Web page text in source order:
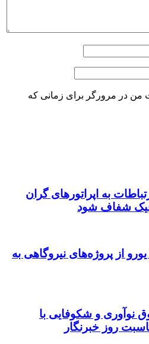
من در مرورگر برای زمانی که
به اپراتورهای گران
شفاف شود
میلیارد یورو از پروژه‌های نیروگاهی به
و شکوفایی با
روز خبرنگار